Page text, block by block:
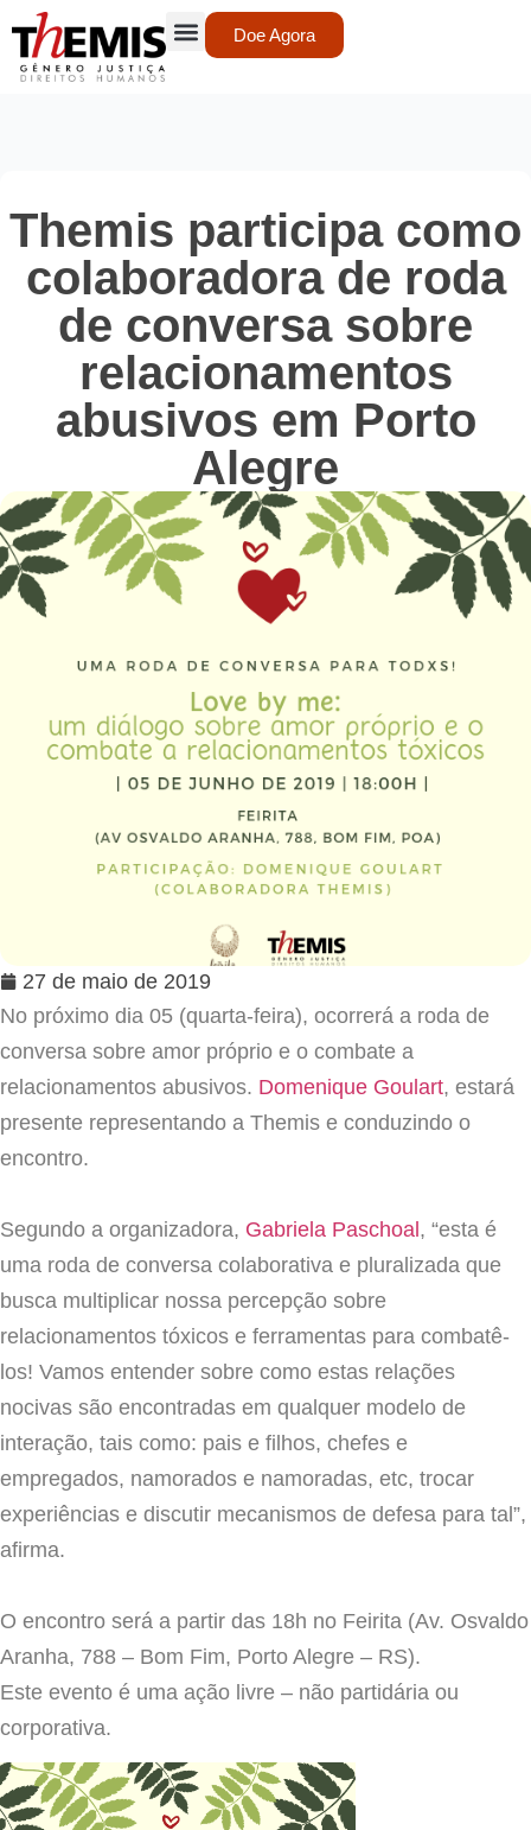
Doe Agora
Themis participa como
colaboradora de roda
de conversa sobre
relacionamentos
abusivos em Porto
Alegre
27 de maio de 2019
No próximo dia 05 (quarta-feira), ocorrerá a roda de
conversa sobre amor próprio e o combate a
relacionamentos abusivos. Domenique Goulart, estará
presente representando a Themis e conduzindo o
encontro.
Segundo a organizadora, Gabriela Paschoal, “esta é
uma roda de conversa colaborativa e pluralizada que
busca multiplicar nossa percepção sobre
relacionamentos tóxicos e ferramentas para combatê-
los! Vamos entender sobre como estas relações
nocivas são encontradas em qualquer modelo de
interação, tais como: pais e filhos, chefes e
empregados, namorados e namoradas, etc, trocar
experiências e discutir mecanismos de defesa para tal”,
afirma.
O encontro será a partir das 18h no Feirita (Av. Osvaldo
Aranha, 788 – Bom Fim, Porto Alegre – RS).⠀⠀⠀⠀
Este evento é uma ação livre – não partidária ou
corporativa.